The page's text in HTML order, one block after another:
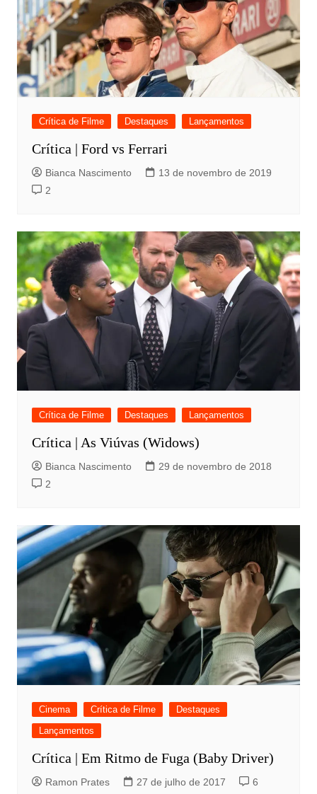
Crítica de Filme Destaques Lançamentos
Crítica | Ford vs Ferrari
Bianca Nascimento
13 de novembro de 2019
2
Crítica de Filme Destaques Lançamentos
Crítica | As Viúvas (Widows)
Bianca Nascimento
29 de novembro de 2018
2
Cinema Crítica de Filme
Destaques
Lançamentos
Crítica | Em Ritmo de Fuga (Baby Driver)
Ramon Prates 27 de julho de 2017 6